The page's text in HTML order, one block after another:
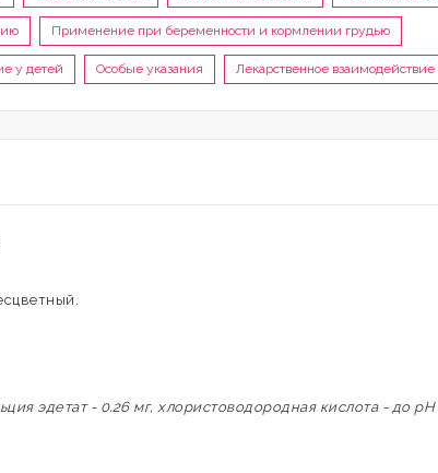
Применение при беременности и кормлении грудью
у детей Особые указания Лекарственное взаимодействие
эдетат - 0.26 мг, хлористоводородная кислота - до pH